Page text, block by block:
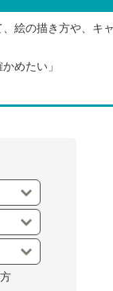
択して探す
閉じる
絵の描き方や、キ
めたい」